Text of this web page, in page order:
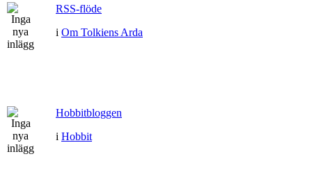
RSS-flöde
i Om Tolkiens Arda
Hobbitbloggen
i Hobbit